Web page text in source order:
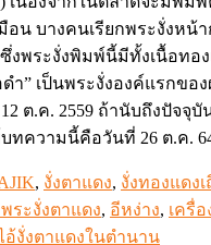
อน บางคนเรียกพระงั่งหน้
งพระงั่งพิมพ์นี้มีทั้งเนื้อทอง
ดำ” เป็นพระงั่งองค์แรกข
ต.ค. 2559 ถ้านับถึงปัจจุบั
ทความนี้คือวันที่ 26 ต.ค.
, งั่งตาแดง, งั่งทองแดง
ระงั่งตาแดง, อีหง่าง, เครื่
อ้งั่งตาแดงในตำนาน